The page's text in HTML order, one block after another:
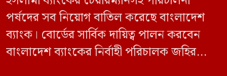
পর্ষদের সব নিয়োগ বাতিল করেছে বাংলাদেশ
ব্যাংক। বোর্ডের সার্বিক দায়িত্ব পালন করবেন
বাংলাদেশ ব্যাংকের নির্বাহী পরিচালক জহির